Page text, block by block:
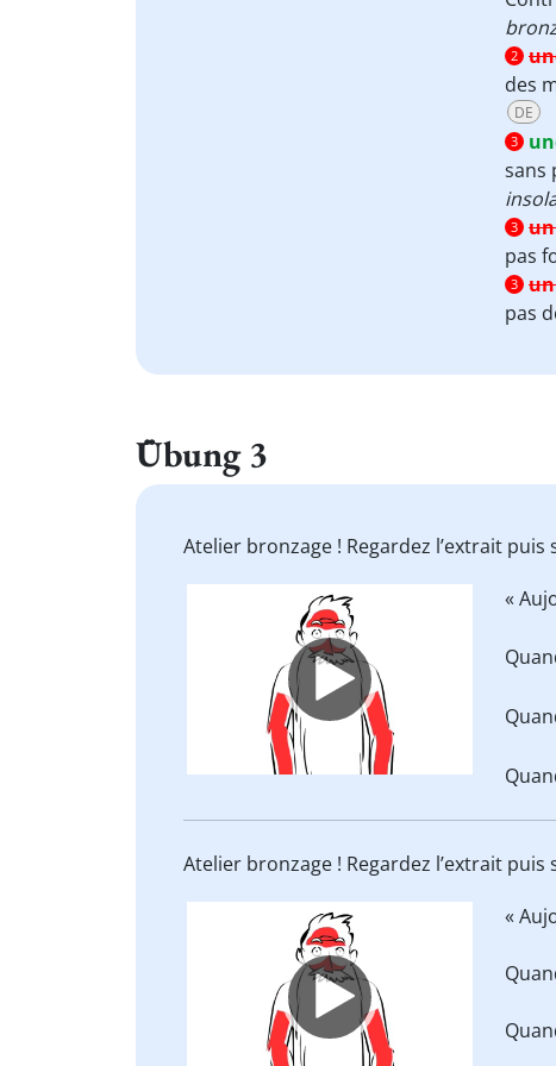
2
des
DE
3
sans
3
pas
3
pas
Übung 3
Atelier bronzage ! Regardez l’extrait
«
Atelier bronzage ! Regardez l’extrait
«